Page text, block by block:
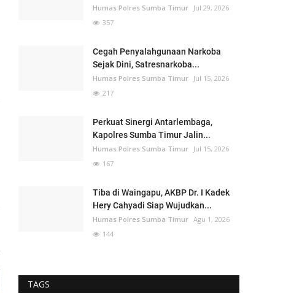
Humas Polres Sumba Timur Jul 29, 2026
357
Cegah Penyalahgunaan Narkoba
Sejak Dini, Satresnarkoba...
Humas Polres Sumba Timur Jul 15, 2026
217
Perkuat Sinergi Antarlembaga,
Kapolres Sumba Timur Jalin...
Humas Polres Sumba Timur Jul 15, 2026
167
Tiba di Waingapu, AKBP Dr. I Kadek
Hery Cahyadi Siap Wujudkan...
Humas Polres Sumba Timur Agu 1, 2026
144
TAGS